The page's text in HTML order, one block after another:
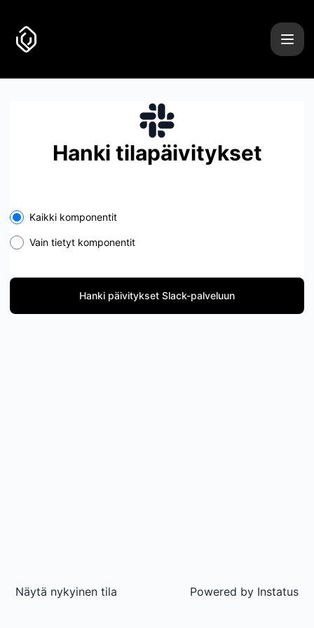
Hanki tilapäivitykset
Select the components you want to receive updates for
Kaikki komponentit
Vain tietyt komponentit
Hanki päivitykset Slack-palveluun
Näytä nykyinen tila Powered by Instatus